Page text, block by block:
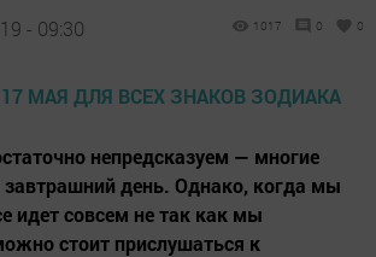
- 09:30 1017 0 0
непредсказуем — многие
завтрашний день. Однако, когда мы
идет совсем не так как мы
стоит прислушаться к